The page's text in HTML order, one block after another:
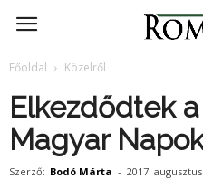
RomKat.ro
Főoldal Közelről
Elkezdődtek
Magyar
Szerző: Bodó Márta - 2017. augusztus